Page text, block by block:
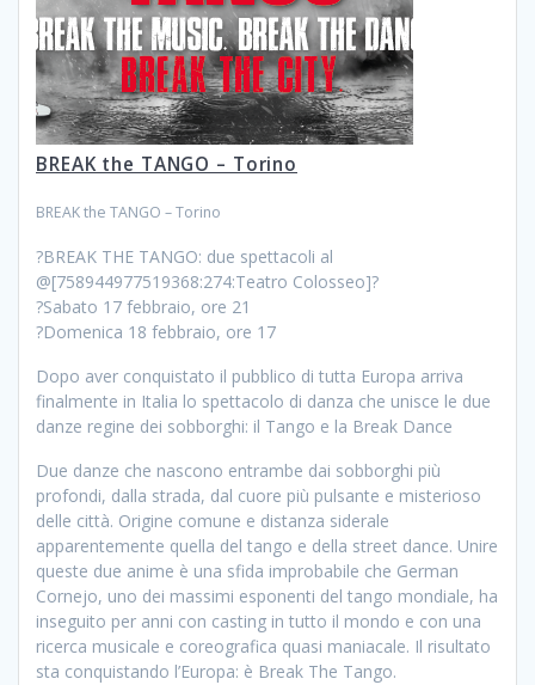
BREAK the TANGO – Torino
BREAK the TANGO – Torino
?BREAK THE TANGO: due spettacoli al
@[758944977519368:274:Teatro Colosseo]?
?Sabato 17 febbraio, ore 21
?Domenica 18 febbraio, ore 17
Dopo aver conquistato il pubblico di tutta Europa arriva
finalmente in Italia lo spettacolo di danza che unisce le due
danze regine dei sobborghi: il Tango e la Break Dance
Due danze che nascono entrambe dai sobborghi più
profondi, dalla strada, dal cuore più pulsante e misterioso
delle città. Origine comune e distanza siderale
apparentemente quella del tango e della street dance. Unire
queste due anime è una sfida improbabile che German
Cornejo, uno dei massimi esponenti del tango mondiale, ha
inseguito per anni con casting in tutto il mondo e con una
ricerca musicale e coreografica quasi maniacale. Il risultato
sta conquistando l’Europa: è Break The Tango.